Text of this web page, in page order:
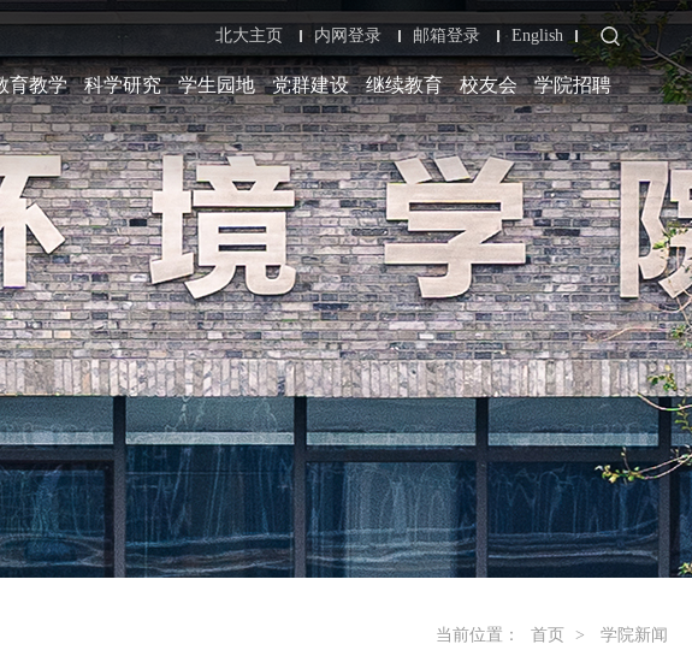
北大主页 内网登录 邮箱登录 English
育教学 科学研究 学生园地 党群建设 继续教育 校友会 学院招聘
当前位置： 首页 > 学院新闻